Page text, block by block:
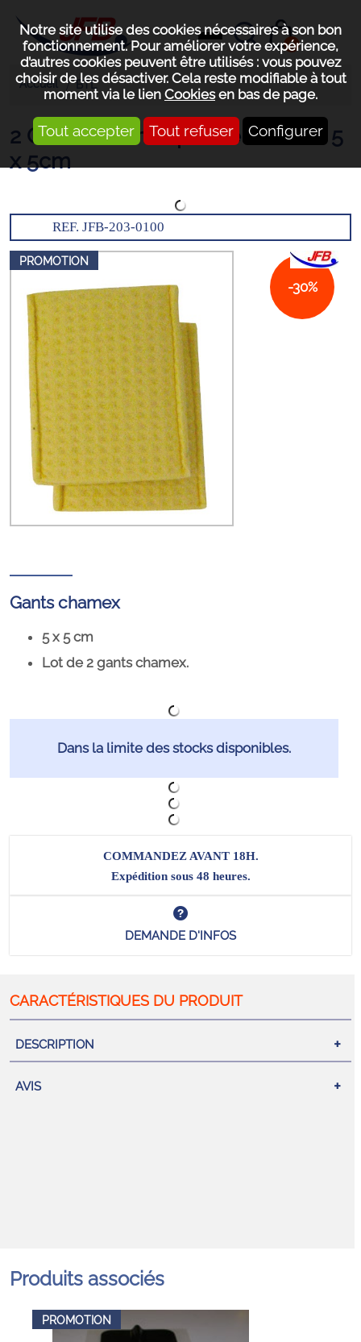
Notre site utilise des cookies nécessaires à son bon
fonctionnement. Pour améliorer votre expérience,
d’autres cookies peuvent être utilisés : vous pouvez
choisir de les désactiver. Cela reste modifiable à tout
moment via le lien Cookiesen bas de page.
Tout accepter Tout refuser Configurer
0
Accueil BTL
2 Gants chamex pour électrode 5
x 5cm
REF. JFB-203-0100
PROMOTION
-30%
Gants chamex
5 x 5 cm
Lot de 2 gants chamex.
Dans la limite des stocks disponibles.
COMMANDEZ AVANT 18H.
Expédition sous 48 heures.
DEMANDE D'INFOS
DESCRIPTION
AVIS
Produits associés
PROMOTION